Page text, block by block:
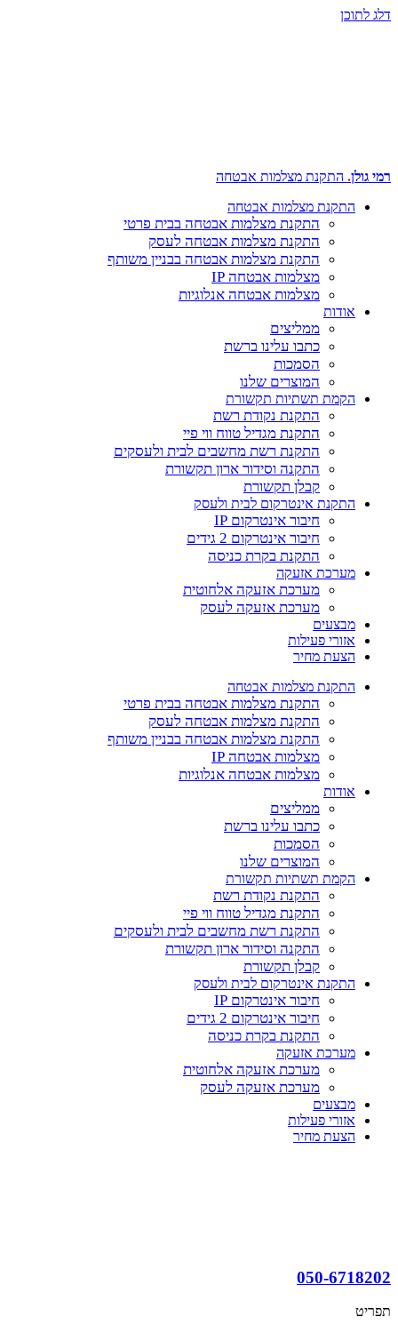
.התקנת מצלמות אבטחה
התקנת מצלמות אבטחה
התקנת מצלמות אבטחה בבית פרטי
התקנת מצלמות אבטחה לעסק
התקנת מצלמות אבטחה בבניין משותף
מצלמות אבטחה IP
מצלמות אבטחה אנלוגיות
אודות
ממליצים
כתבו עלינו ברשת
הסמכות
המוצרים שלנו
הקמת תשתיות תקשורת
התקנת נקודת רשת
התקנת מגדיל טווח ווי פיי
התקנת רשת מחשבים לבית ולעסקים
התקנה וסידור ארון תקשורת
קבלן תקשורת
התקנת אינטרקום לבית ולעסק
חיבור אינטרקום IP
חיבור אינטרקום 2 גידים
התקנת בקרת כניסה
מערכת אזעקה
מערכת אזעקה אלחוטית
מערכת אזעקה לעסק
מבצעים
אזורי פעילות
הצעת מחיר
התקנת מצלמות אבטחה
התקנת מצלמות אבטחה בבית פרטי
התקנת מצלמות אבטחה לעסק
התקנת מצלמות אבטחה בבניין משותף
מצלמות אבטחה IP
מצלמות אבטחה אנלוגיות
אודות
ממליצים
כתבו עלינו ברשת
הסמכות
המוצרים שלנו
הקמת תשתיות תקשורת
התקנת נקודת רשת
התקנת מגדיל טווח ווי פיי
התקנת רשת מחשבים לבית ולעסקים
התקנה וסידור ארון תקשורת
קבלן תקשורת
התקנת אינטרקום לבית ולעסק
חיבור אינטרקום IP
חיבור אינטרקום 2 גידים
התקנת בקרת כניסה
מערכת אזעקה
מערכת אזעקה אלחוטית
מערכת אזעקה לעסק
מבצעים
אזורי פעילות
הצעת מחיר
050-